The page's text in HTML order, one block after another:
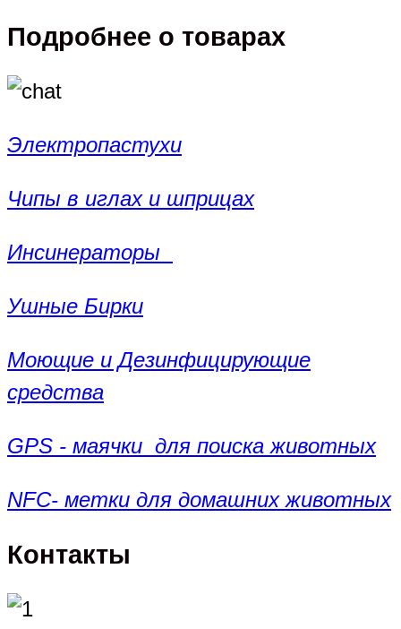
Подробнее о товарах
Электропастухи
Чипы в иглах и шприцах
Инсинераторы
Ушные Бирки
Моющие и Дезинфицирующие
средства
GPS - маячки для поиска животных
NFC- метки для домашних животных
Контакты